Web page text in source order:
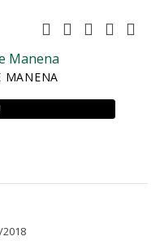
MANENA